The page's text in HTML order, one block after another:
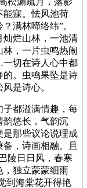
能寐。怯风池荷
满林啼络纬”。
灿烂山林，一池清
，一片虫鸣热闹
切在诗人心中都
的。虫鸣果坠是诗
是诗心。
子都溢满情趣，每
韵悠长，气韵沉
是那些议论说理成
，诗画相融。且
陵日日风，春寒
，独立蒙蒙细雨
到海棠花开得艳